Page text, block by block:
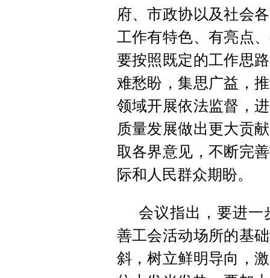
府、市政协以及社会
工作有特色、有亮点
要按照既定的工作思
难愁盼，集思广益，
领域开展依法监督，
质量发展做出更大贡
取各界意见，不断完
际和人民群众期盼。
会议指出，要进一
善工会活动场所的基
斜，树立鲜明导向，